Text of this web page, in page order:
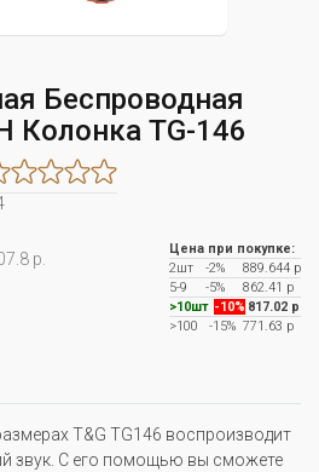
Беспроводная
Колонка TG-146
р.
Цена при покупке:
2шт
-2%
889.644 р
5-9
-5%
862.41 р
>10шт -10% 817.02 р
>100
-15% 771.63 р
T&G TG146 воспроизводит
звук. С его помощью вы сможете